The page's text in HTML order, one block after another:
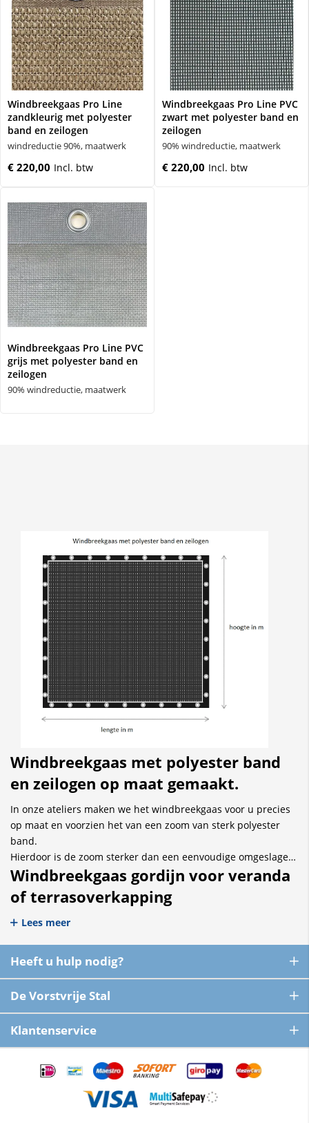
Windbreekgaas Pro Line
zandkleurig met polyester
band en zeilogen
windreductie 90%, maatwerk
€ 220,00
Windbreekgaas Pro Line PVC
zwart met polyester band en
zeilogen
90% windreductie, maatwerk
€ 220,00
Windbreekgaas Pro Line PVC
grijs met polyester band en
zeilogen
90% windreductie, maatwerk
Windbreekgaas met polyester band
en zeilogen op maat gemaakt.
In onze ateliers maken we het windbreekgaas voor u precies
op maat en voorzien het van een zoom van sterk polyester
band.
Hierdoor is de zoom sterker dan een eenvoudige omgeslagen
zoom en blijven de zeilogen beter op hun plaats. In de
zoom ponsen we RVS zeilogen met een binnendiameter van
17 mm.
Windbreekgaas gordijn voor veranda
of terrasoverkapping
Lees meer
Heeft u hulp nodig?
De Vorstvrije Stal
Klantenservice